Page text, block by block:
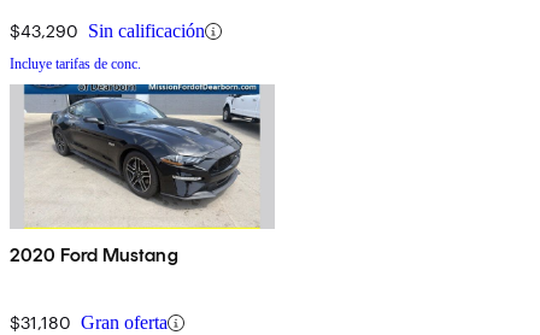
$43,290 Sin calificación
Incluye tarifas de conc.
2020 Ford Mustang
$31,180 Gran oferta